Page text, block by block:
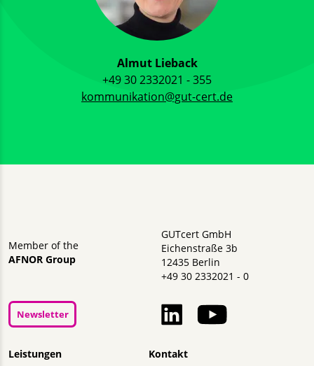
Almut Lieback
+49 30 2332021 - 355
kommunikation@gut-cert.de
Member of the
AFNOR Group
GUTcert GmbH
Eichenstraße 3b
12435 Berlin
+49 30 2332021 - 0
Navigation überspringen
Leistungen Kontakt
Newsletter